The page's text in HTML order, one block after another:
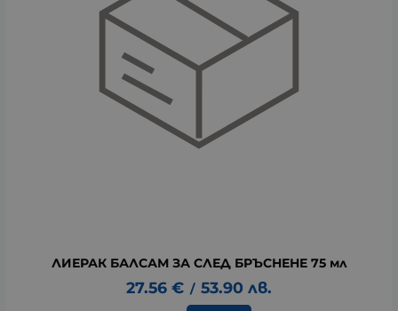
ЛИЕРАК БАЛСАМ ЗА СЛЕД БРЪСНЕНЕ 75 мл
27.56 € / 53.90 лв.